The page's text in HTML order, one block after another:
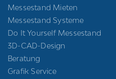
Messestand Mieten
Messestand Systeme
Do It Yourself Messestand
3D-CAD-Design
Beratung
Grafik Service